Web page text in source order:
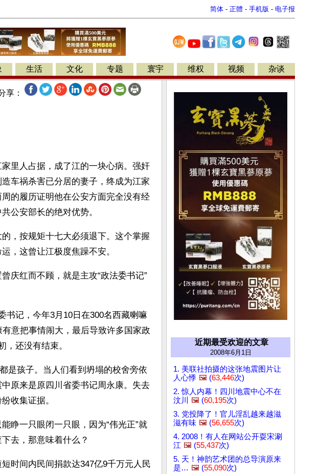
简体 - 正體 - 手机版 - 电子报
生活 文化 专题 寰宇 维权 视频 杂谈
享：
里人占据，成了江的一块心病。强奸
车祸杀害已分居的妻子，终成为江家
的履历证明他在公安方面完全没有经
公安部长的绝对优势。
，按规矩十七大必须退下。这个掌握
，这曾让江极度焦躁不安。
庆红而不顾，就是主攻“政法委书记”
书记，今年3月10日在300名西藏喇嘛
意把事情闹大，最后导致许多国家政
，还没有结束。
是孩子。当人们看到坍塌的校舍旁依
原来是原四川省委书记周永康。失去
收集证据。
睁一只眼闭一只眼，因为“伟光正”就
去，那意味着什么？
时间内民间捐款达347亿9千万元人民
近期最受欢迎的文章
2008年6月1日
1. 美联社拍摄的这张地震图片让
人心悸 🖼️ (63,446次)
2. 惊人内幕！四川地震中心不在
汶川
🖼️ (60,195次)
3. 党投降了！官儿淫乱越来越滋
滋有味 🖼️ (56,655次)
4. 2008！有人在网站公开耍宋涮
江 🖼️ (55,437次)
5. 天！神韵艺术团的总导演原来
是… 🖼️ (55,090次)